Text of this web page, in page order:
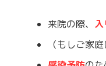
来院の際、
（もしご家